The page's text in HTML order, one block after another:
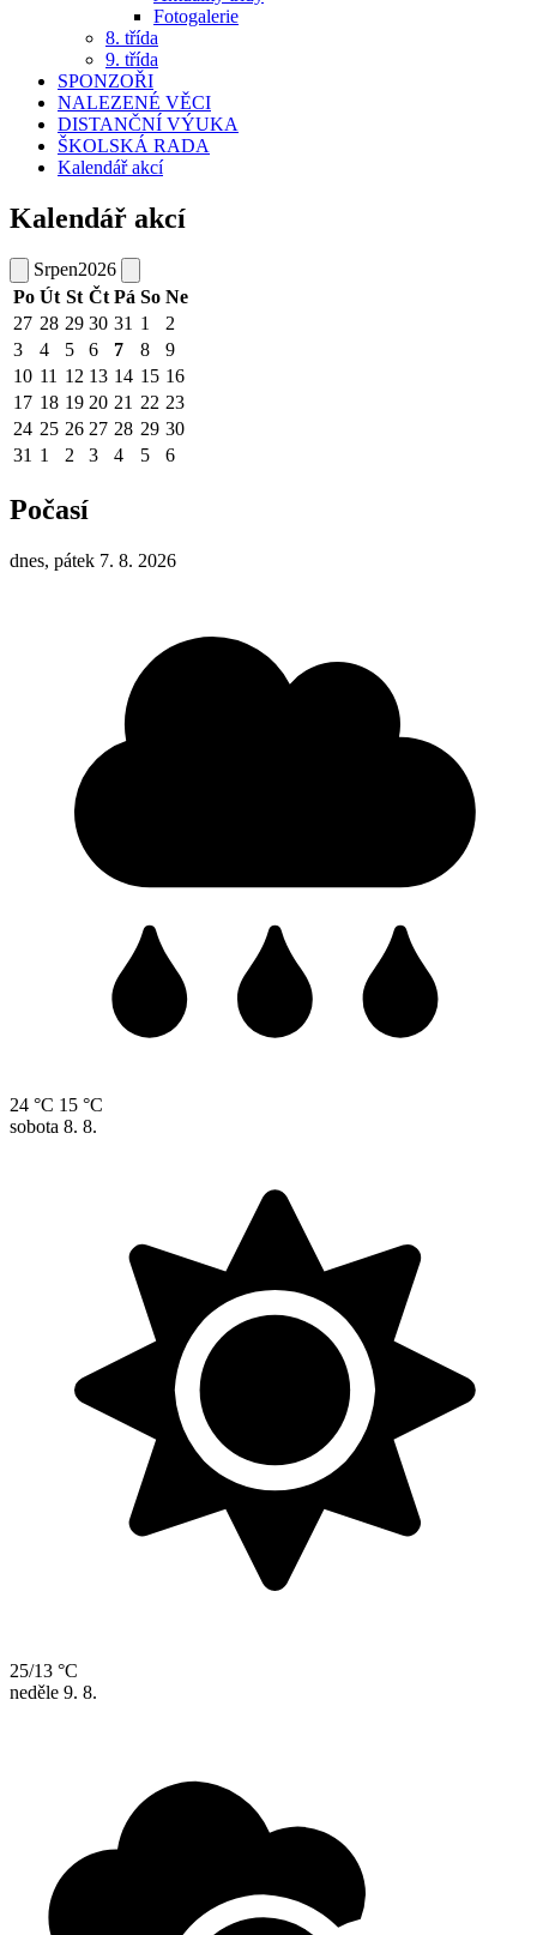
Fotogalerie
8. třída
9. třída
SPONZOŘI
NALEZENÉ VĚCI
DISTANČNÍ VÝUKA
ŠKOLSKÁ RADA
Kalendář akcí
Kalendář akcí
Srpen2026
Po Út St Čt Pá So Ne
27 28 29 30 31 1
2
3
4 5 6 7 8
9
10 11 12 13 14 15 16
17 18 19 20 21 22 23
24 25 26 27 28 29 30
31 1 2 3 4 5 6
Počasí
dnes, pátek 7. 8. 2026
24 °C 15 °C
sobota 8. 8.
25/13 °C
neděle 9. 8.